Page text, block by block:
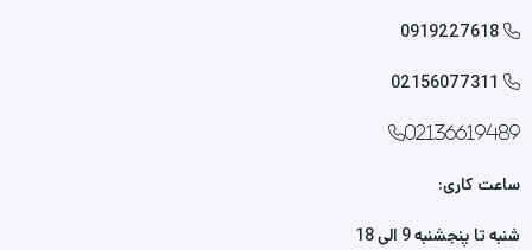

0919227618

02156077311
02136619489
ساعت کاری:
شنبه تا پنجشنبه 9 الی 18